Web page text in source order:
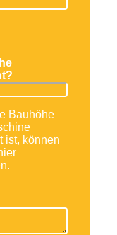
Bauhöhe
ist, können